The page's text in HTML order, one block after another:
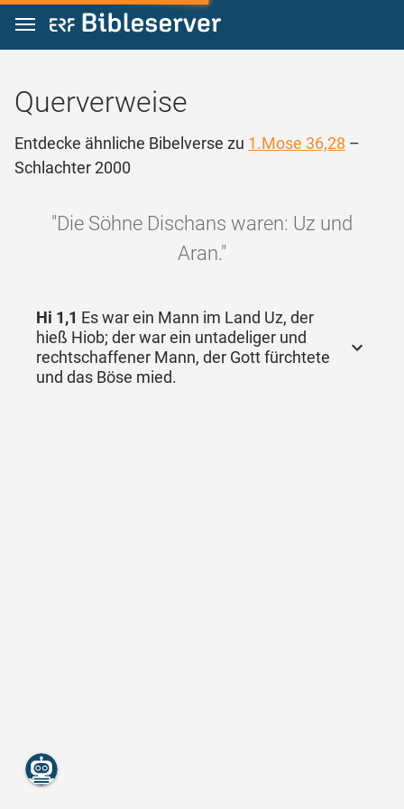
Zum Inhalt springen
Querverweise
Entdecke ähnliche Bibelverse zu 1.Mose 36,28 –
Schlachter 2000
"Die Söhne Dischans waren: Uz und
Aran."
Hi 1,1 Es war ein Mann im Land Uz, der
hieß Hiob; der war ein untadeliger und
rechtschaffener Mann, der Gott fürchtete
und das Böse mied.